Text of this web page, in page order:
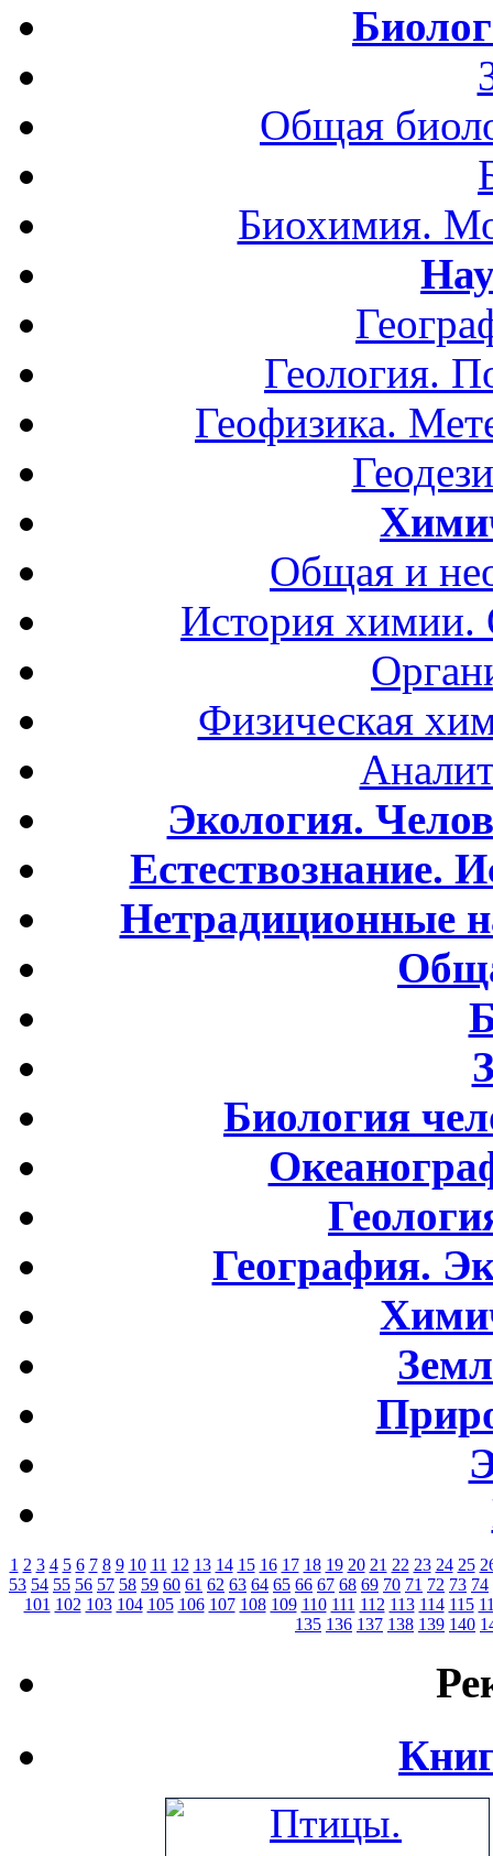
Общая
Биохимия.
Геология.
Геофизика.
Общая и
История
Физическая
Экология.
Естествознание.
Нетрадиционные
Биология
География.
1 2 3 4 5 6 7 8 9 10 11 12 13 14 15 16 17 18 19 20 21 22 23 24 25
53 54 55 56 57 58 59 60 61 62 63 64 65 66 67 68 69 70 71 72 73 74
101 102 103 104 105 106 107 108 109 110 111 112 113 114 115
135 136 137 138 139 140